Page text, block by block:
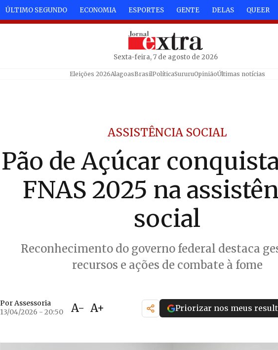
ÚLTIMO SEGUNDO ECONOMIA ESPORTES GENTE DELAS QUEER
Sexta-feira, 7 de agosto de 2026
Eleições 2026AlagoasBrasilPolíticaSururuOpiniãoÚltimas notícias
ASSISTÊNCIA SOCIAL
Pão de Açúcar
FNAS 2025 na
social
Reconhecimento do governo federal destaca
recursos e ações de combate à fome
Por Assessoria
13/04/2026 - 20:50
A- A+ Priorizar nos meus